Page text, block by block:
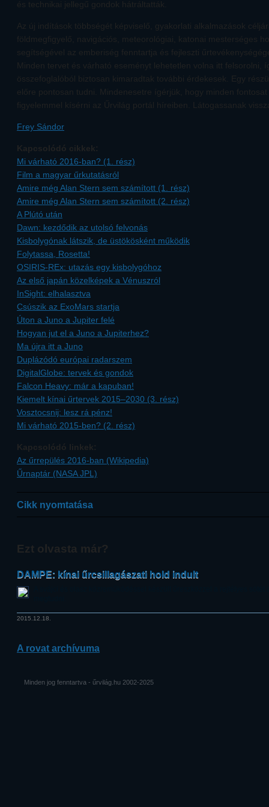
és technikai jellegű gondok hátráltatták.
Az új indítások többségét képviselő, gyakorlati alkalmazások
földmegfigyelő, navigációs, meteorológiai, katonai mesterséges
segítségével az emberiség fenntartja és fejleszti
Minden tervet és várható eseményt lehetetlen volna itt felsorolni,
összefoglalóból biztosan kimaradtak további érdekesek. Egy
előre pontosan tudni. Mindenesetre ígérjük, hogy minden
figyelemmel kísérni az Űrvilág portál híreiben. Látogassanak
Frey Sándor
Kapcsolódó cikkek:
Mi várható 2016-ban? (1. rész)
Film a magyar űrkutatásról
Amire még Alan Stern sem számított (1. rész)
Amire még Alan Stern sem számított (2. rész)
A Plútó után
Dawn: kezdődik az utolsó felvonás
Kisbolygónak látszik, de üstökösként működik
Folytassa, Rosetta!
OSIRIS-REx: utazás egy kisbolygóhoz
Az első japán közelképek a Vénuszról
InSight: elhalasztva
Csúszik az ExoMars startja
Úton a Juno a Jupiter felé
Hogyan jut el a Juno a Jupiterhez?
Ma újra itt a Juno
Duplázódó európai radarszem
DigitalGlobe: tervek és gondok
Falcon Heavy: már a kapuban!
Kiemelt kínai űrtervek 2015–2030 (3. rész)
Vosztocsnij: lesz rá pénz!
Mi várható 2015-ben? (2. rész)
Kapcsolódó linkek:
Az űrrepülés 2016-ban (Wikipedia)
Űrnaptár (NASA JPL)
Cikk nyomtatása
Ezt olvasta már?
DAMPE: kínai űrcsillagászati hold indult
2015.12.18.
A rovat archívuma
Minden jog fenntartva - űrvilág.hu 2002-2025